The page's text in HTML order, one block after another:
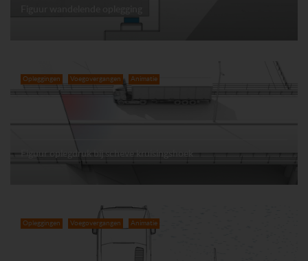
Opleggingen Voegovergangen Animatie
Figuur oplegdruk bij scheve kruisingshoek
Opleggingen Voegovergangen Animatie